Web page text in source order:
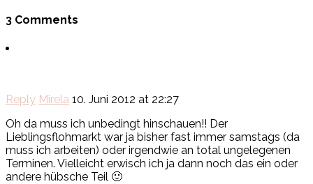
3 Comments
Reply Mirela 10. Juni 2012 at 22:27
Oh da muss ich unbedingt hinschauen!! Der
Lieblingsflohmarkt war ja bisher fast immer samstags (da
muss ich arbeiten) oder irgendwie an total ungelegenen
Terminen. Vielleicht erwisch ich ja dann noch das ein oder
andere hübsche Teil 🙂